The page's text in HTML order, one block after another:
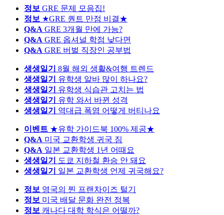
정보 GRE 문제 모음집!
정보 ★GRE 퀀트 만점 비결★
Q&A GRE 3개월 만에 가능?
Q&A GRE 옵셔널 학점 낮다면
Q&A GRE 버벌 직장인 공부법
생생일기 8월 해외 생활&여행 트렌드
생생일기
유학생 알바 많이 하나요?
생생일기
유학생 식습관 고치는 법
생생일기
유학 와서 바뀐 성격
생생일기
역대급 폭염 어떻게 버티나요
이벤트 ★유학 가이드북 100% 제공★
Q&A 미국 교환학생 귀국 짐
Q&A 일본 교환학생 1년 어때요
생생일기
도쿄 지하철 환승 안 돼요
생생일기
일본 교환학생 언제 귀국해요?
정보 영국의 찐 프랜차이즈 털기
정보 미국 배달 문화 완전 정복
정보 캐나다 대학 학식은 어떨까?